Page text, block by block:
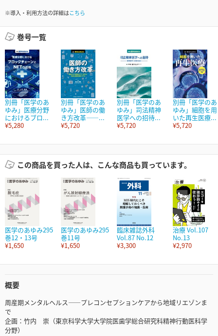
※導入・利用方法の詳細はこちら
巻号一覧
別冊「医学のあ
ゆみ」医療分野
におけるブロ...
¥5,280
別冊「医学のあ
ゆみ」医師の働
き方改革――...
¥5,720
別冊「医学のあ
ゆみ」司法精神
医学への招待...
¥5,720
別冊「医学のあ
ゆみ」細胞を用
いた再生医療...
¥5,720
この商品を買った人は、こんな商品も買っています。
医学のあゆみ295
巻12・13号
¥1,650
医学のあゆみ295
巻11号
¥1,650
臨床雑誌外科
Vol.87 No.12
¥3,300
治療 Vol.107
No.13
¥2,970
概要
周産期メンタルヘルス――プレコンセプションケアから地域リエゾンま
で
企画：竹内 崇（東京科学大学大学院医歯学総合研究科精神行動医科学
分野）